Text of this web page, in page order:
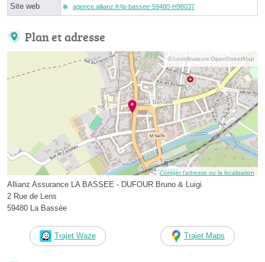
Site web agence.allianz.fr/la-bassee-59480-H98037
Plan et adresse
© contributeurs OpenStreetMap
Corriger l’adresse ou la localisation
Allianz Assurance LA BASSEE - DUFOUR Bruno & Luigi
2 Rue de Lens
59480 La Bassée
Trajet Waze Trajet Maps